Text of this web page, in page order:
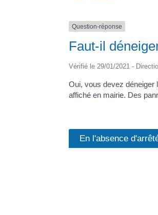
Question-réponse
Faut-il
Vérifié le 29/01/2021 -
Oui, vous devez déneiger
affiché en mairie. Des
En l'absence